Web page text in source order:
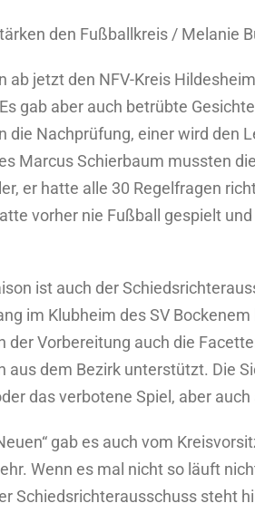
den Fußballkreis / Melanie
ab jetzt den NFV-Kreis
gab aber auch betrübte
die Nachprüfung, einer wird den
Marcus Schierbaum mussten
er hatte alle 30 Regelfragen
vorher nie Fußball gespielt
ist auch der
im Klubheim des SV
der Vorbereitung auch die
aus dem Bezirk unterstützt. Die
das verbotene Spiel, aber
gab es auch vom
Wenn es mal nicht so läuft
Schiedsrichterausschuss steht